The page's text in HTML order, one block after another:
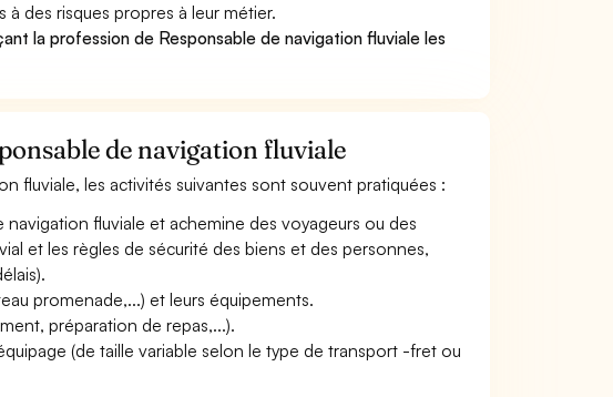
des risques propres à leur métier.
la profession de Responsable de navigation fluviale les
de navigation fluviale
fluviale, les activités suivantes sont souvent pratiquées :
fluviale et achemine des voyageurs ou des
et les règles de sécurité des biens et des personnes,
promenade,...) et leurs équipements.
préparation de repas,...).
(de taille variable selon le type de transport -fret ou